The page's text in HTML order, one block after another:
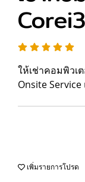
Corei3
ให้เช่าคอมพิวเ
Onsite
เพิ่มรายการโปรด